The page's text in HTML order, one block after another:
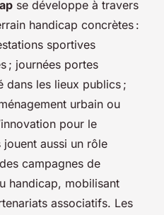
se développe à travers
handicap concrètes :
sportives
; journées portes
dans les lieux publics ;
urbain ou
pour le
aussi un rôle
campagnes de
handicap, mobilisant
associatifs. Les